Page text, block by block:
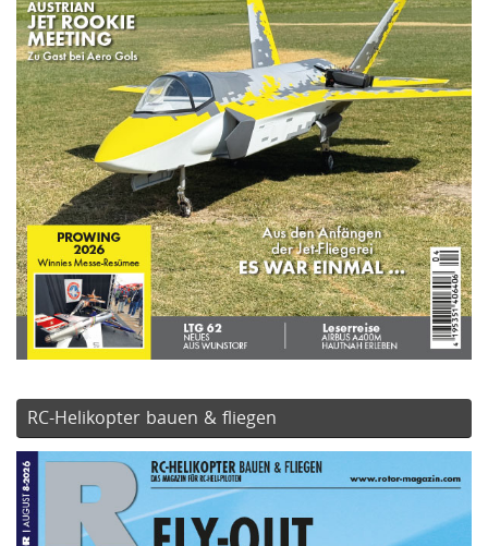
RC-Helikopter bauen & fliegen